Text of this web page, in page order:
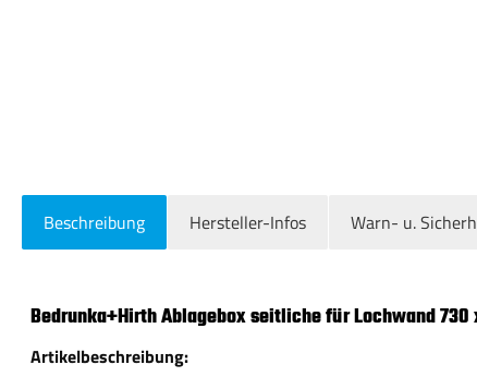
Beschreibung Hersteller-Infos Warn- u.
Bedrunka+Hirth Ablagebox seitliche für Lochwand 730
Artikelbeschreibung: